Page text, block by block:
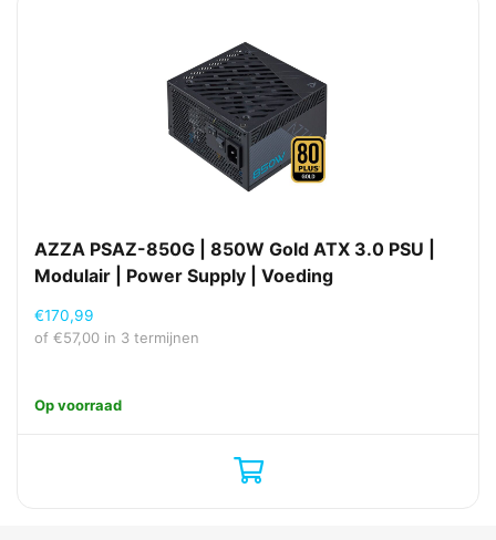
AZZA PSAZ-850G | 850W Gold ATX 3.0 PSU |
Modulair | Power Supply | Voeding
€170,99
of €57,00 in 3 termijnen
Op voorraad